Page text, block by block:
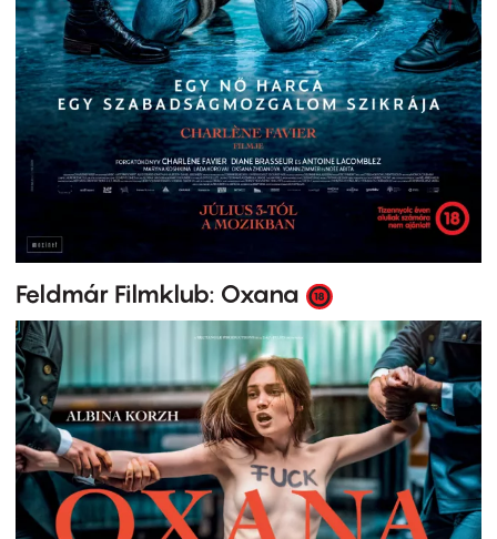
Feldmár Filmklub: Oxana